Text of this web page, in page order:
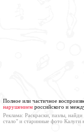
Полное или частичное
нарушением российского и
Реклама: Раскраски, пазлы,
стало" и старинные фото Калуги